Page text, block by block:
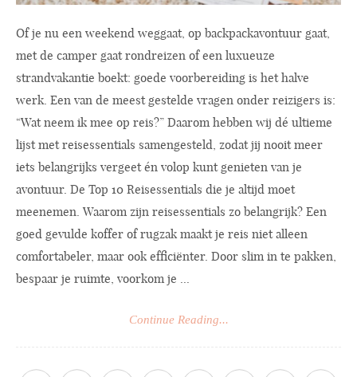
Of je nu een weekend weggaat, op backpackavontuur gaat,
met de camper gaat rondreizen of een luxueuze
strandvakantie boekt: goede voorbereiding is het halve
werk. Een van de meest gestelde vragen onder reizigers is:
“Wat neem ik mee op reis?” Daarom hebben wij dé ultieme
lijst met reisessentials samengesteld, zodat jij nooit meer
iets belangrijks vergeet én volop kunt genieten van je
avontuur. De Top 10 Reisessentials die je altijd moet
meenemen. Waarom zijn reisessentials zo belangrijk? Een
goed gevulde koffer of rugzak maakt je reis niet alleen
comfortabeler, maar ook efficiënter. Door slim in te pakken,
bespaar je ruimte, voorkom je ...
Continue Reading...